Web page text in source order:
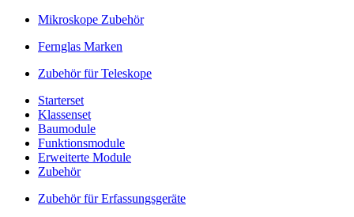
Mikroskope Zubehör
Fernglas Marken
Zubehör für Teleskope
Starterset
Klassenset
Baumodule
Funktionsmodule
Erweiterte Module
Zubehör
Zubehör für Erfassungsgeräte